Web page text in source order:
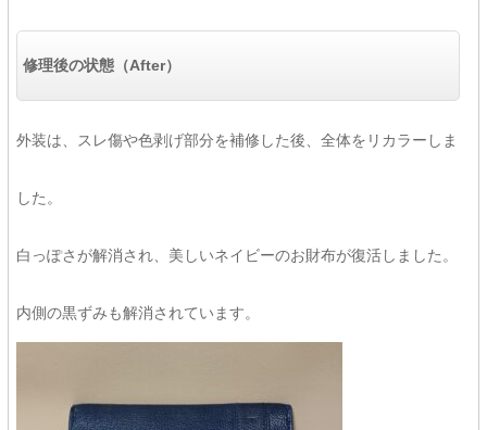
修理後の状態（After）
外装は、スレ傷や色剥げ部分を補修した後、全体をリカラーしま
した。
白っぽさが解消され、美しいネイビーのお財布が復活しました。
内側の黒ずみも解消されています。